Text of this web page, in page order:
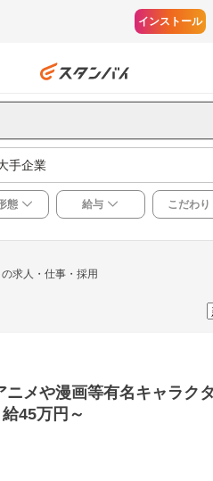
インストール
手企業
態 給与 こだわり
の求人・仕事・採用
ニメや漫画等有名キャラク
45万円～